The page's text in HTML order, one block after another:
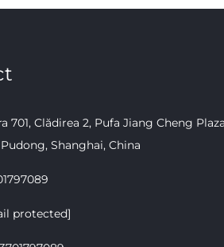
701, Clădirea 2, Pufa Jiang Cheng
Shanghai, China
protected]